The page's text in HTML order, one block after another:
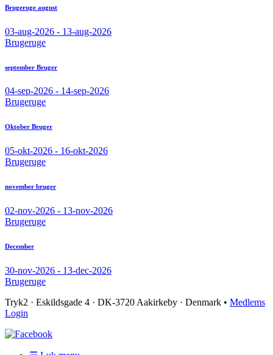
Brugeruge august
03-aug-2026 - 13-aug-2026
Brugeruge
september Bruger
04-sep-2026 - 14-sep-2026
Brugeruge
Oktober Bruger
05-okt-2026 - 16-okt-2026
Brugeruge
november bruger
02-nov-2026 - 13-nov-2026
Brugeruge
December
30-nov-2026 - 13-dec-2026
Brugeruge
Tryk2 · Eskildsgade 4 ­· DK-3720 Aakirkeby · Denmark • Medlems
Login